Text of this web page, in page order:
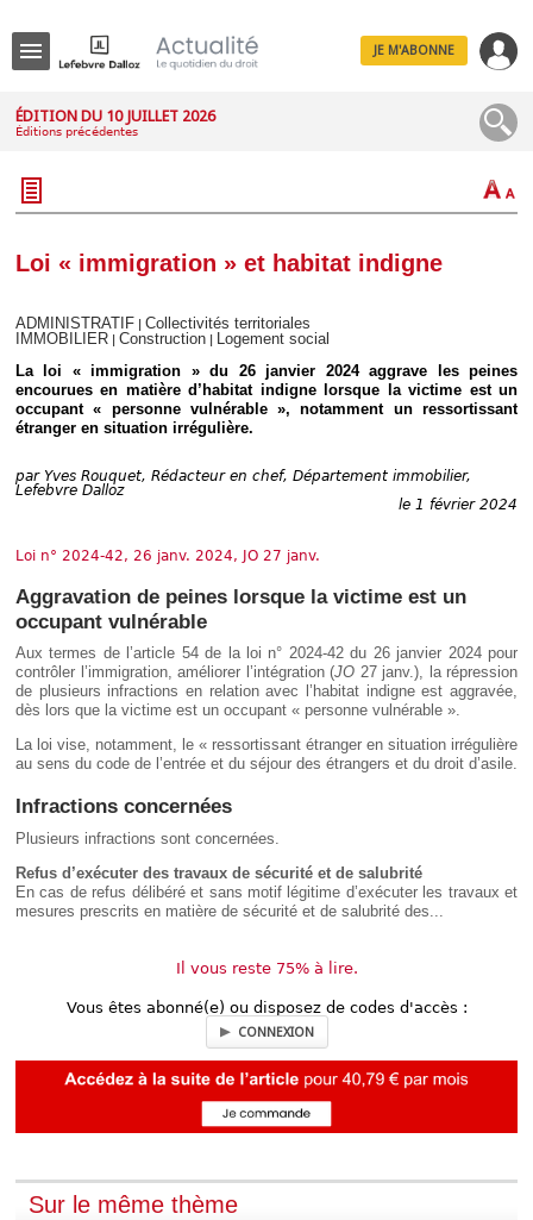
IT
JE M'ABONNE
ÉDITION DU 10 JUILLET 2026
Éditions précédentes
Loi « immigration » et habitat indigne
ADMINISTRATIF Collectivités territoriales
IMMOBILIER Construction
Logement social
La loi « immigration » du 26 janvier 2024 aggrave les peines
encourues en matière d’habitat indigne lorsque la victime est un
occupant « personne vulnérable », notamment un ressortissant
étranger en situation irrégulière.
par Yves Rouquet, Rédacteur en chef, Département immobilier,
Lefebvre Dalloz
le 1 février 2024
Loi n° 2024-42, 26 janv. 2024, JO 27 janv.
Aggravation de peines lorsque la victime est un
occupant vulnérable
Aux termes de l’article 54 de la loi n° 2024-42 du 26 janvier 2024 pour
contrôler l’immigration, améliorer l’intégration (JO 27 janv.), la répression
de plusieurs infractions en relation avec l’habitat indigne est aggravée,
dès lors que la victime est un occupant « personne vulnérable ».
La loi vise, notamment, le « ressortissant étranger en situation irrégulière
au sens du code de l’entrée et du séjour des étrangers et du droit d’asile.
Infractions concernées
Plusieurs infractions sont concernées.
Refus d’exécuter des travaux de sécurité et de salubrité
En cas de refus délibéré et sans motif légitime d’exécuter les travaux et
mesures prescrits en matière de sécurité et de salubrité des...
Il vous reste 75% à lire.
Vous êtes abonné(e) ou disposez de codes d'accès :
CONNEXION
Sur le même thème